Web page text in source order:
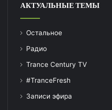
АКТУАЛЬНЫЕ ТЕМЫ
Остальное
Радио
Trance Century TV
#TranceFresh
Записи эфира